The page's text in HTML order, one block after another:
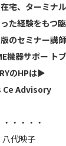
宅、ターミナ
た経験をもつ
のセミナー講
機器サポー トブ
のHPは▶
Ce Advisory
・・・・
代映子